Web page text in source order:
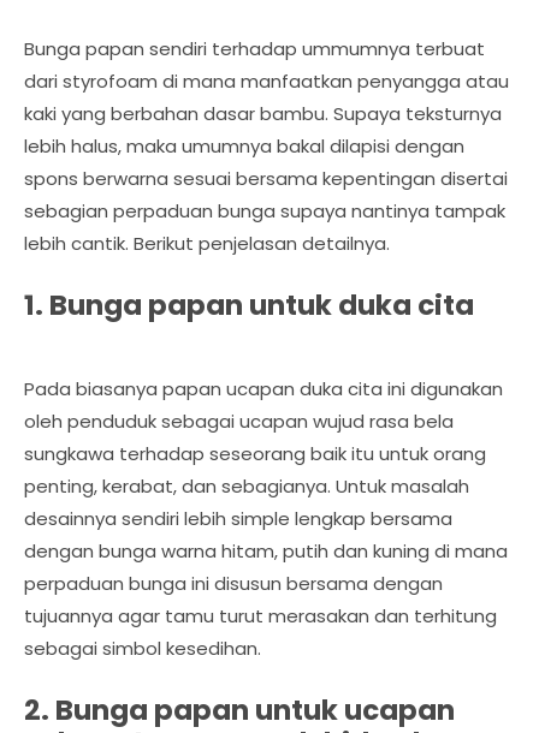
Bunga papan sendiri terhadap ummumnya terbuat
dari styrofoam di mana manfaatkan penyangga atau
kaki yang berbahan dasar bambu. Supaya teksturnya
lebih halus, maka umumnya bakal dilapisi dengan
spons berwarna sesuai bersama kepentingan disertai
sebagian perpaduan bunga supaya nantinya tampak
lebih cantik. Berikut penjelasan detailnya.
1. Bunga papan untuk duka cita
Pada biasanya papan ucapan duka cita ini digunakan
oleh penduduk sebagai ucapan wujud rasa bela
sungkawa terhadap seseorang baik itu untuk orang
penting, kerabat, dan sebagianya. Untuk masalah
desainnya sendiri lebih simple lengkap bersama
dengan bunga warna hitam, putih dan kuning di mana
perpaduan bunga ini disusun bersama dengan
tujuannya agar tamu turut merasakan dan terhitung
sebagai simbol kesedihan.
2. Bunga papan untuk ucapan